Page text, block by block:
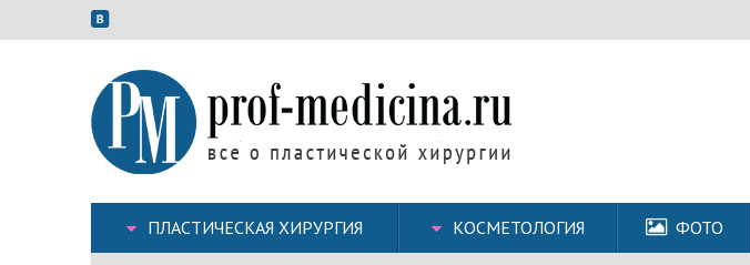
ПЛАСТИЧЕСКАЯ ХИРУРГИЯ КОСМЕТОЛОГИЯ ФОТО